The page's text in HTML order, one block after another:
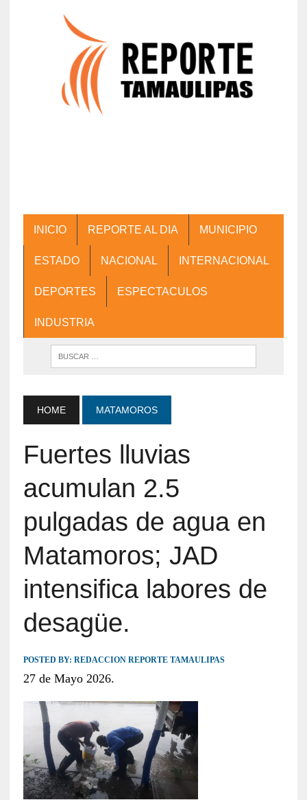
INICIO REPORTE AL DIA MUNICIPIO
ESTADO NACIONAL INTERNACIONAL
DEPORTES ESPECTACULOS
INDUSTRIA
HOME MATAMOROS
Fuertes lluvias
acumulan 2.5
pulgadas de agua en
Matamoros; JAD
intensifica labores de
desagüe.
POSTED BY: REDACCION REPORTE TAMAULIPAS
27 de Mayo 2026.